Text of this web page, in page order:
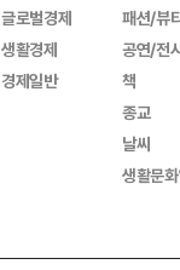
글로벌경제
생활경제
경제일반
패션/뷰
공연/전
책
종교
날씨
생활문